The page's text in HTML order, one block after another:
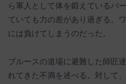
ら軍人として体を鍛えているバ
ていても力の差があり過ぎる。
には負けてしまうのだった。
ブルースの道場に避難した師匠
れてきた不満を述べる。対して